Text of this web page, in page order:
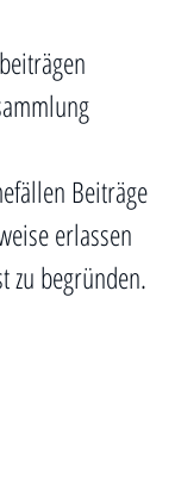
Beiträge
erlassen
zu begründen.